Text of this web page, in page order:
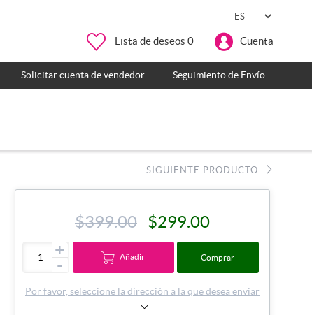
Lista de deseos 0 Cuenta
Solicitar cuenta de vendedor Seguimiento de Envío
SIGUIENTE PRODUCTO
$399.00 $299.00
+
- Añadir Comprar
Por favor, seleccione la dirección a la que desea enviar